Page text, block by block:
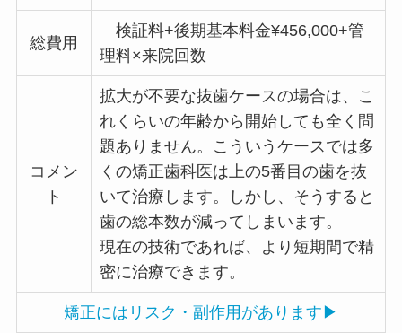
総費用
検証料+後期基本料金¥456,000+管
理料×来院回数
コメン
ト
拡大が不要な抜歯ケースの場合は、こ
れくらいの年齢から開始しても全く問
題ありません。こういうケースでは多
くの矯正歯科医は上の5番目の歯を抜
いて治療します。しかし、そうすると
歯の総本数が減ってしまいます。
現在の技術であれば、より短期間で精
密に治療できます。
矯正にはリスク・副作用があります▶